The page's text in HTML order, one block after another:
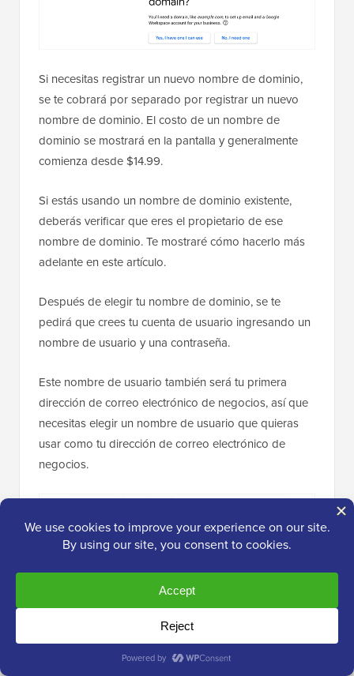
Si necesitas registrar un nuevo nombre de dominio,
se te cobrará por separado por registrar un nuevo
nombre de dominio. El costo de un nombre de
dominio se mostrará en la pantalla y generalmente
comienza desde $14.99.
Si estás usando un nombre de dominio existente,
deberás verificar que eres el propietario de ese
nombre de dominio. Te mostraré cómo hacerlo más
adelante en este artículo.
Después de elegir tu nombre de dominio, se te
pedirá que crees tu cuenta de usuario ingresando un
nombre de usuario y una contraseña.
Este nombre de usuario también será tu primera
dirección de correo electrónico de negocios, así que
necesitas elegir un nombre de usuario que quieras
usar como tu dirección de correo electrónico de
negocios.
Después de eso, verás un mensaje de éxito y un